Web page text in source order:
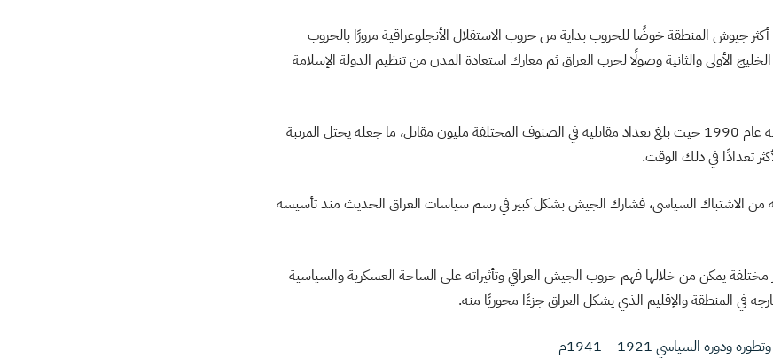
جيوش المنطقة خوضًا للحروب بداية من حروب الاستقلال الأنجلوعراقية مرورًا بالحروب
48 و73 ثم حربي الخليج الأولى والثانية وصولًا لحرب العراق ثم معارك استعادة المدن من تنظيم الدولة الإسلامة
وصل الجيش العراقي أوج قوته عام 1990 حيث بلغ تعداد مقاتليه في الصنوف المختلفة مليون مقاتل، ما جعله يحتل المرتبة
تعدادًا في ذلك الوقت.
من الاشتباك السياسي، فشارك الجيش بشكل كبير في رسم سياسات العراق الحديث منذ تأسيسه
أضع 8 مصادر مختلفة يمكن من خلالها فهم حروب الجيش العراقي وتأثيراته على الساحة العسكرية والسياسية
في المنطقة والإقليم الذي يشكل العراق جزءًا محوريًا منه.
السياسي 1921 – 1941م